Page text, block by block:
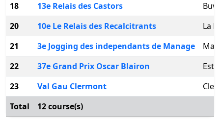
18
13e Relais des Castors
20
10e Le Relais des Recalcitrants
La
21
3e Jogging des independants de Manage
22
37e Grand Prix Oscar Blairon
23
Val Gau Clermont
Total
12 course(s)